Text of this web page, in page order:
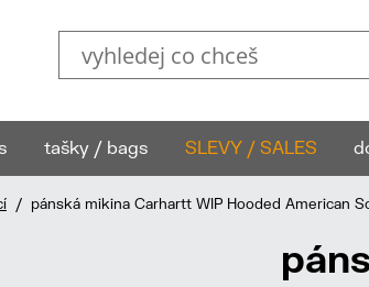
tašky / bags SLEVY / SALES
/ pánská mikina Carhartt WIP Hooded American